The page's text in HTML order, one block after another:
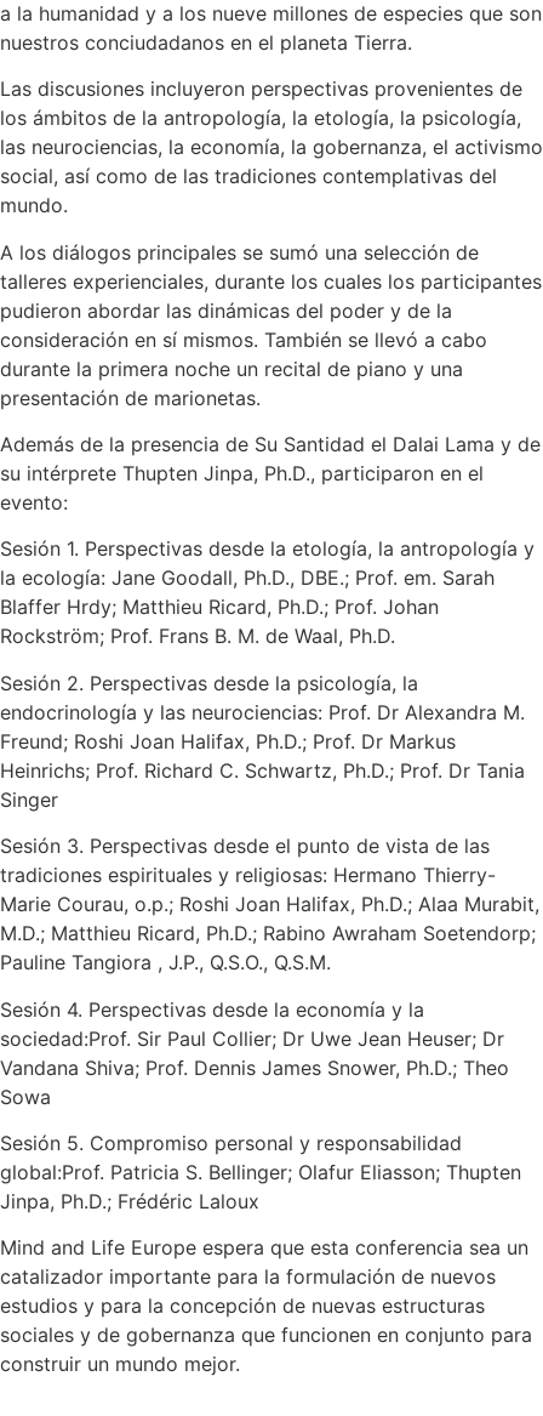
a la humanidad y a los nueve millones de especies que son
nuestros conciudadanos en el planeta Tierra.
Las discusiones incluyeron perspectivas provenientes de
los ámbitos de la antropología, la etología, la psicología,
las neurociencias, la economía, la gobernanza, el activismo
social, así como de las tradiciones contemplativas del
mundo.
A los diálogos principales se sumó una selección de
talleres experienciales, durante los cuales los participantes
pudieron abordar las dinámicas del poder y de la
consideración en sí mismos. También se llevó a cabo
durante la primera noche un recital de piano y una
presentación de marionetas.
Además de la presencia de Su Santidad el Dalai Lama y de
su intérprete Thupten Jinpa, Ph.D., participaron en el
evento:
Sesión 1. Perspectivas desde la etología, la antropología y
la ecología: Jane Goodall, Ph.D., DBE.; Prof. em. Sarah
Blaffer Hrdy; Matthieu Ricard, Ph.D.; Prof. Johan
Rockström; Prof. Frans B. M. de Waal, Ph.D.
Sesión 2. Perspectivas desde la psicología, la
endocrinología y las neurociencias: Prof. Dr Alexandra M.
Freund; Roshi Joan Halifax, Ph.D.; Prof. Dr Markus
Heinrichs; Prof. Richard C. Schwartz, Ph.D.; Prof. Dr Tania
Singer
Sesión 3. Perspectivas desde el punto de vista de las
tradiciones espirituales y religiosas: Hermano Thierry-
Marie Courau, o.p.; Roshi Joan Halifax, Ph.D.; Alaa Murabit,
M.D.; Matthieu Ricard, Ph.D.; Rabino Awraham Soetendorp;
Pauline Tangiora , J.P., Q.S.O., Q.S.M.
Sesión 4. Perspectivas desde la economía y la
sociedad:Prof. Sir Paul Collier; Dr Uwe Jean Heuser; Dr
Vandana Shiva; Prof. Dennis James Snower, Ph.D.; Theo
Sowa
Sesión 5. Compromiso personal y responsabilidad
global:Prof. Patricia S. Bellinger; Olafur Eliasson; Thupten
Jinpa, Ph.D.; Frédéric Laloux
Mind and Life Europe espera que esta conferencia sea un
catalizador importante para la formulación de nuevos
estudios y para la concepción de nuevas estructuras
sociales y de gobernanza que funcionen en conjunto para
construir un mundo mejor.